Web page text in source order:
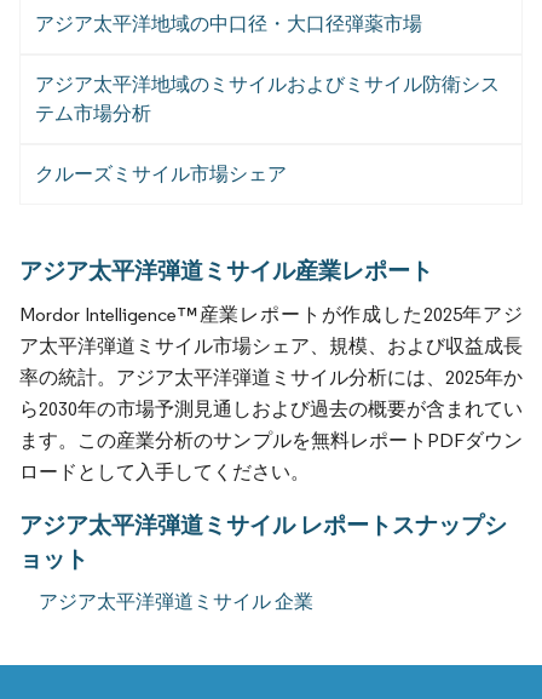
アジア太平洋地域の中口径・大口径弾薬市場
アジア太平洋地域のミサイルおよびミサイル防衛シス
テム市場分析
クルーズミサイル市場シェア
アジア太平洋弾道ミサイル産業レポート
Mordor Intelligence™産業レポートが作成した2025年アジ
ア太平洋弾道ミサイル市場シェア、規模、および収益成長
率の統計。アジア太平洋弾道ミサイル分析には、2025年か
ら2030年の市場予測見通しおよび過去の概要が含まれてい
ます。この産業分析のサンプルを無料レポートPDFダウン
ロードとして入手してください。
アジア太平洋弾道ミサイル レポートスナップシ
ョット
アジア太平洋弾道ミサイル 企業